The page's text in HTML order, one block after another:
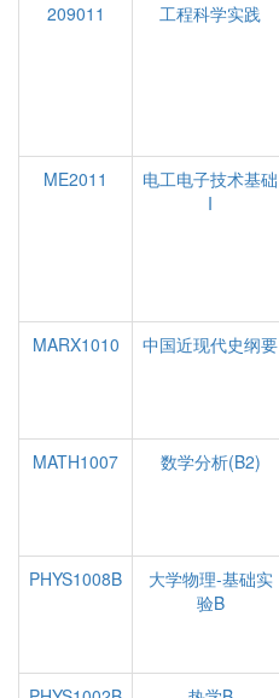
209011 工程科学实践
ME2011
电工电子技术基础
I
MARX1010
中国近现代史纲要
MATH1007
数学分析(B2)
PHYS1008B
大学物理-基础实
验B